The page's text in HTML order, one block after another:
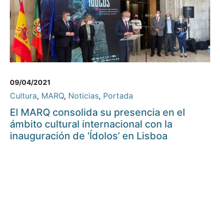
09/04/2021
Cultura, MARQ, Noticias, Portada
El MARQ consolida su presencia en el
ámbito cultural internacional con la
inauguración de ‘Ídolos’ en Lisboa